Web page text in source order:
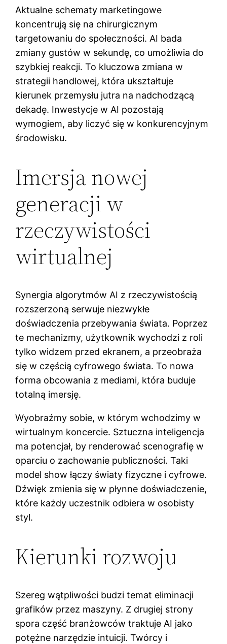
Aktualne schematy marketingowe
koncentrują się na chirurgicznym
targetowaniu do społeczności. AI bada
zmiany gustów w sekundę, co umożliwia do
szybkiej reakcji. To kluczowa zmiana w
strategii handlowej, która ukształtuje
kierunek przemysłu jutra na nadchodzącą
dekadę. Inwestycje w AI pozostają
wymogiem, aby liczyć się w konkurencyjnym
środowisku.
Imersja nowej
generacji w
rzeczywistości
wirtualnej
Synergia algorytmów AI z rzeczywistością
rozszerzoną serwuje niezwykłe
doświadczenia przebywania świata. Poprzez
te mechanizmy, użytkownik wychodzi z roli
tylko widzem przed ekranem, a przeobraża
się w częścią cyfrowego świata. To nowa
forma obcowania z mediami, która buduje
totalną imersję.
Wyobraźmy sobie, w którym wchodzimy w
wirtualnym koncercie. Sztuczna inteligencja
ma potencjał, by renderować scenografię w
oparciu o zachowanie publiczności. Taki
model show łączy światy fizyczne i cyfrowe.
Dźwięk zmienia się w płynne doświadczenie,
które każdy uczestnik odbiera w osobisty
styl.
Kierunki rozwoju
Szereg wątpliwości budzi temat eliminacji
grafików przez maszyny. Z drugiej strony
spora część branżowców traktuje AI jako
potężne narzędzie intuicji. Twórcy i